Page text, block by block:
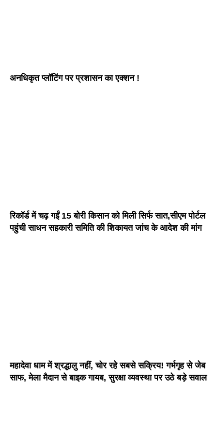
अनधिकृत प्लॉटिंग पर प्रशासन का एक्शन !
रिकॉर्ड में चढ़ गईं 15 बोरी किसान को मिली सिर्फ सात,सीएम पोर्टल
पहुंची साधन सहकारी समिति की शिकायत जांच के आदेश की मांग
महादेवा धाम में श्रद्धालु नहीं, चोर रहे सबसे सक्रिय! गर्भगृह से जेब
साफ, मेला मैदान से बाइक गायब, सुरक्षा व्यवस्था पर उठे बड़े सवाल